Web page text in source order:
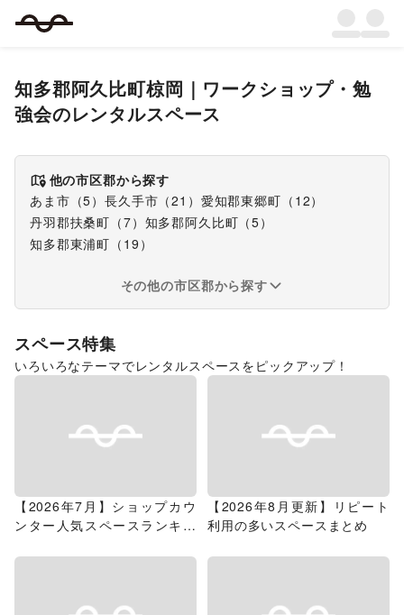
知多郡阿久比町椋岡 ｜ ワークショップ・勉
強会のレンタルスペース
他の市区郡から探す
あま市 （5）長久手市 （21 ） 愛知郡東郷町 （ 12）
丹羽郡扶桑町 （7） 知多郡阿久比町 （5）
知多郡東浦町 （ 19 ）
その他の市区郡から探す
スペース特集
いろいろなテーマでレンタルスペースをピックアップ！
【2026年7月】ショップカウ
ンター人気スペースランキン
【2026年8月更新】リピート
利用の多いスペースまとめ